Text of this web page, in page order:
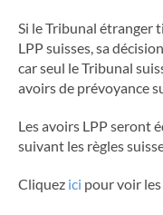
Si le Tribunal étranger
LPP suisses, sa
car seul le Tribunal
avoirs de prévoyance
Les avoirs LPP seront
suivant les règles
Cliquez ici pour voir